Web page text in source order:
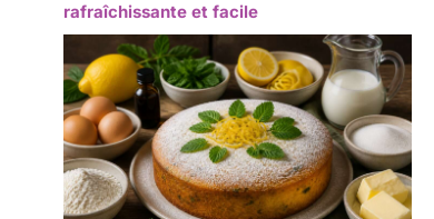
rafraîchissante et facile